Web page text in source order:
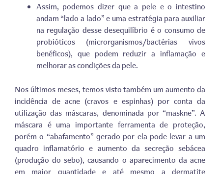
Assim, podemos dizer que a pele e o intestino
andam “lado a lado” e uma estratégia para auxiliar
na regulação desse desequilíbrio é o consumo de
probióticos (microrganismos/bactérias vivos
benéficos), que podem reduzir a inflamação e
melhorar as condições da pele.
Nos últimos meses, temos visto também um aumento da
incidência de acne (cravos e espinhas) por conta da
utilização das máscaras, denominada por “maskne”. A
máscara é uma importante ferramenta de proteção,
porém o “abafamento” gerado por ela pode levar a um
quadro inflamatório e aumento da secreção sebácea
(produção do sebo), causando o aparecimento da acne
em maior quantidade e até mesmo a dermatite